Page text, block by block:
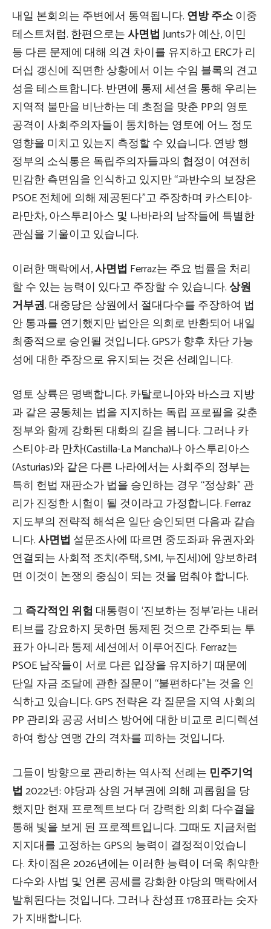
내일 본회의는 주변에서 통역됩니다. 연방 주소이중
테스트처럼. 한편으로는사면법 Junts가 예산, 이민
등 다른 문제에 대해 의견 차이를 유지하고 ERC가 리
더십 갱신에 직면한 상황에서 이는 수임 블록의 견고
성을 테스트합니다. 반면에 통제 세션을 통해 우리는
지역적 불만을 비난하는 데 초점을 맞춘 PP의 영토
공격이 사회주의자들이 통치하는 영토에 어느 정도
영향을 미치고 있는지 측정할 수 있습니다. 연방 행
정부의 소식통은 독립주의자들과의 협정이 여전히
민감한 측면임을 인식하고 있지만 “과반수의 보장은
PSOE 전체에 의해 제공된다”고 주장하며 카스티야-
라만차, 아스투리아스 및 나바라의 남작들에 특별한
관심을 기울이고 있습니다.
이러한 맥락에서,사면법 Ferraz는 주요 법률을 처리
할 수 있는 능력이 있다고 주장할 수 있습니다.상원
거부권. 대중당은 상원에서 절대다수를 주장하여 법
안 통과를 연기했지만 법안은 의회로 반환되어 내일
최종적으로 승인될 것입니다. GPS가 향후 차단 가능
성에 대한 주장으로 유지되는 것은 선례입니다.
영토 상륙은 명백합니다. 카탈로니아와 바스크 지방
과 같은 공동체는 법을 지지하는 독립 프로필을 갖춘
정부와 함께 강화된 대화의 길을 봅니다. 그러나 카
스티야-라 만차(Castilla-La Mancha)나 아스투리아스
(Asturias)와 같은 다른 나라에서는 사회주의 정부는
특히 헌법 재판소가 법을 승인하는 경우 “정상화” 관
리가 진정한 시험이 될 것이라고 가정합니다. Ferraz
지도부의 전략적 해석은 일단 승인되면 다음과 같습
니다.사면법 설문조사에 따르면 중도좌파 유권자와
연결되는 사회적 조치(주택, SMI, 누진세)에 양보하려
면 이것이 논쟁의 중심이 되는 것을 멈춰야 합니다.
그 즉각적인 위험 대통령이 ‘진보하는 정부’라는 내러
티브를 강요하지 못하면 통제된 것으로 간주되는 투
표가 아니라 통제 세션에서 이루어진다. Ferraz는
PSOE 남작들이 서로 다른 입장을 유지하기 때문에
단일 자금 조달에 관한 질문이 “불편하다”는 것을 인
식하고 있습니다. GPS 전략은 각 질문을 지역 사회의
PP 관리와 공공 서비스 방어에 대한 비교로 리디렉션
하여 항상 연맹 간의 격차를 피하는 것입니다.
그들이 방향으로 관리하는 역사적 선례는 민주기억
법 2022년: 야당과 상원 거부권에 의해 괴롭힘을 당
했지만 현재 프로젝트보다 더 강력한 의회 다수결을
통해 빛을 보게 된 프로젝트입니다. 그때도 지금처럼
지지대를 고정하는 GPS의 능력이 결정적이었습니
다. 차이점은 2026년에는 이러한 능력이 더욱 취약한
다수와 사법 및 언론 공세를 강화한 야당의 맥락에서
발휘된다는 것입니다. 그러나 찬성표 178표라는 숫자
가 지배합니다.